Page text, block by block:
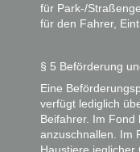
für Park-/
für den Fahrer,
§ 5 Beförderung
Eine
verfügt lediglich
Beifahrer. Im Fond
anzuschnallen. Im